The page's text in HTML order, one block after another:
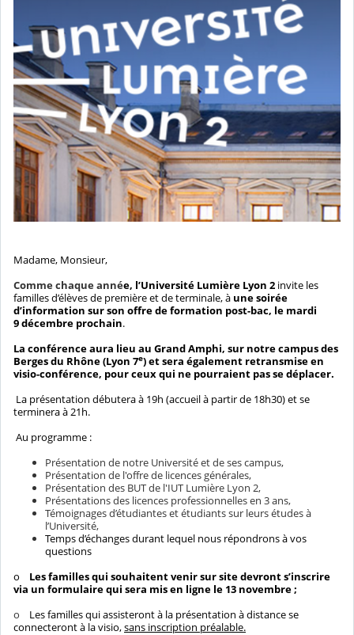
Madame, Monsieur,
Comme chaque année, l’Université Lumière Lyon 2 invite les
familles d’élèves de première et de terminale, à une soirée
d’information sur son offre de formation post-bac, le mardi
9 décembre prochain.
La conférence aura lieu au Grand Amphi, sur notre campus des
Berges du Rhône (Lyon 7e) et sera également retransmise en
visio-conférence, pour ceux qui ne pourraient pas se déplacer.
La présentation débutera à 19h (accueil à partir de 18h30) et se
terminera à 21h.
Au programme :
Présentation de notre Université et de ses campus,
Présentation de l'offre de licences générales,
Présentation des BUT de l'IUT Lumière Lyon 2,
Présentations des licences professionnelles en 3 ans,
Témoignages d’étudiantes et étudiants sur leurs études à
l’Université,
Temps d’échanges durant lequel nous répondrons à vos
questions
o Les familles qui souhaitent venir sur site devront s’inscrire
via un formulaire qui sera mis en ligne le 13 novembre ;
o Les familles qui assisteront à la présentation à distance se
connecteront à la visio,sans inscription préalable.